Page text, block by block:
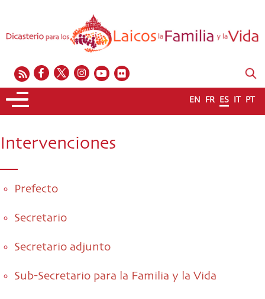
EN FR ES IT PT
Intervenciones
Prefecto
Secretario
Secretario adjunto
Sub-Secretario para la Familia y la Vida